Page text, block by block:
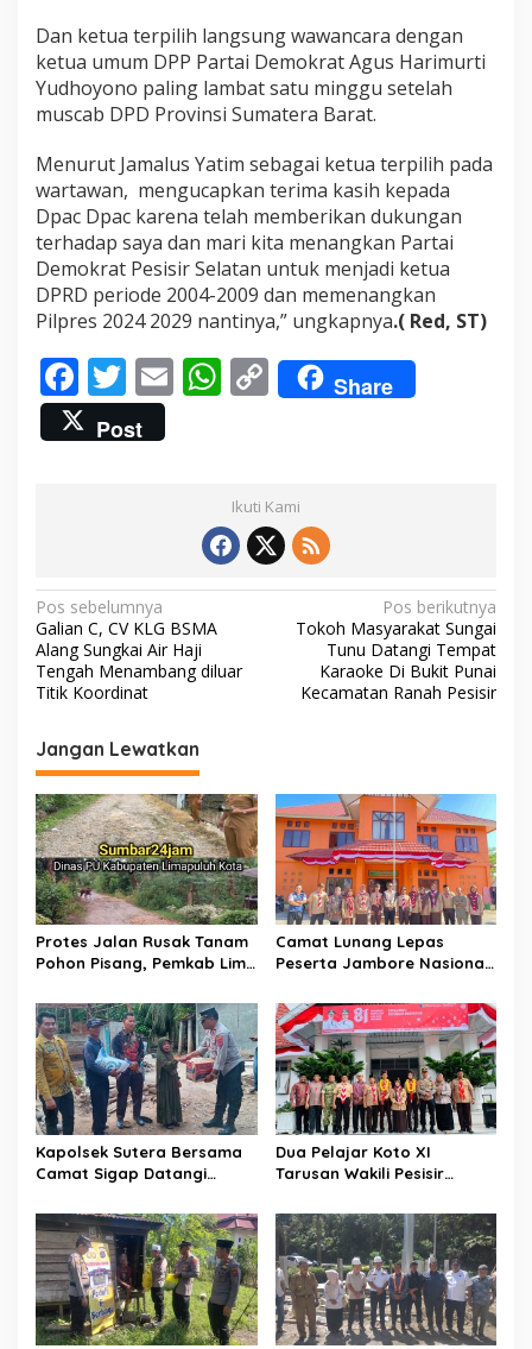
D
a
p
a
t
u
k
u
n
g
a
n
d
r
e
c
a
a
Dan ketua terpilih langsung wawancara dengan
ketua umum DPP Partai Demokrat Agus Harimurti
Yudhoyono paling lambat satu minggu setelah
muscab DPD Provinsi Sumatera Barat.
Menurut Jamalus Yatim sebagai ketua terpilih pada
wartawan, mengucapkan terima kasih kepada
Dpac Dpac karena telah memberikan dukungan
terhadap saya dan mari kita menangkan Partai
Demokrat Pesisir Selatan untuk menjadi ketua
DPRD periode 2004-2009 dan memenangkan
Pilpres 2024 2029 nantinya,” ungkapnya.( Red, ST)
F
ac
e
k
T
w
itt
E W
s
A
p
p
C
o
y
Li
n
k
Share
Post
Ikuti Kami
N
a
v
i
g
a
s
i
p
o
s
Pos sebelumnya
Galian C, CV KLG BSMA
Alang Sungkai Air Haji
Tengah Menambang diluar
Titik Koordinat
Pos berikutnya
Tokoh Masyarakat Sungai
Tunu Datangi Tempat
Karaoke Di Bukit Punai
Kecamatan Ranah Pesisir
Jangan Lewatkan
Protes Jalan Rusak Tanam
Pohon Pisang, Pemkab Lima
Perbaikan Segera
Direalisasikan
Camat Lunang Lepas
Peserta Jambore Nasional
Kapolsek Sutera Bersama
Camat Sigap Datangi
Terkena Angin Puting
Beliung
Dua Pelajar Koto XI
Tarusan Wakili Pesisir
Nasional 2026 di Cibubur,
Jalani Karantina Sebelum
Berangkat